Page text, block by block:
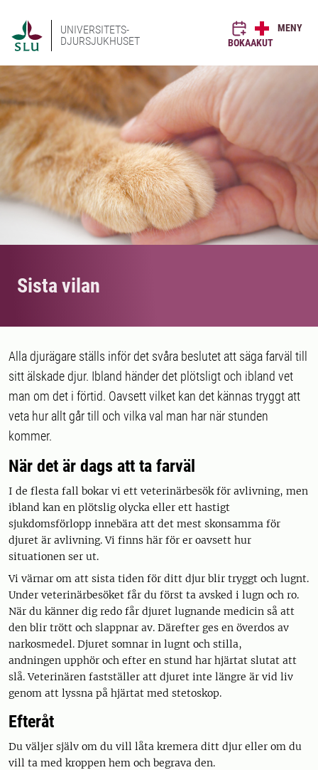
UNIVERSITETS-
DJURSJUKHUSET
BOKAAKUT
MENY
Sista vilan
Alla djurägare ställs inför det svåra beslutet att säga farväl till
sitt älskade djur. Ibland händer det plötsligt och ibland vet
man om det i förtid. Oavsett vilket kan det kännas tryggt att
veta hur allt går till och vilka val man har när stunden
kommer.
När det är dags att ta farväl
I de flesta fall bokar vi ett veterinärbesök för avlivning, men
ibland kan en plötslig olycka eller ett hastigt
sjukdomsförlopp innebära att det mest skonsamma för
djuret är avlivning. Vi finns här för er oavsett hur
situationen ser ut.
Vi värnar om att sista tiden för ditt djur blir tryggt och lugnt.
Under veterinärbesöket får du först ta avsked i lugn och ro.
När du känner dig redo får djuret lugnande medicin så att
den blir trött och slappnar av. Därefter ges en överdos av
narkosmedel. Djuret somnar in lugnt och stilla,
andningen upphör och efter en stund har hjärtat slutat att
slå. Veterinären fastställer att djuret inte längre är vid liv
genom att lyssna på hjärtat med stetoskop.
Efteråt
Du väljer själv om du vill låta kremera ditt djur eller om du
vill ta med kroppen hem och begrava den.